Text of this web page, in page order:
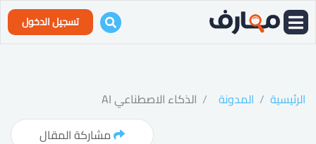
تسجيل الدخول
الرئيسية المدونة
الذكاء الاصطناعي AI
مشاركة المقال